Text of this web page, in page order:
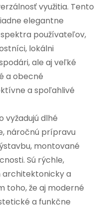
využitia. Tento
elegantne
používateľov,
lokálni
ale aj veľké
a obecné
a spoľahlivé
dlhé
náročnú prípravu
montované
Sú rýchle,
architektonicky a
toho, že aj moderné
a funkčne